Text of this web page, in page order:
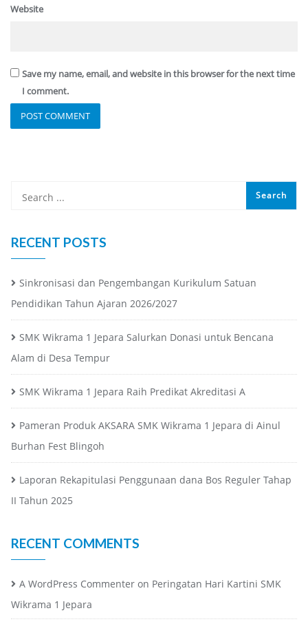
Website
Save my name, email, and website in this browser for the next time
I comment.
RECENT POSTS
Sinkronisasi dan Pengembangan Kurikulum Satuan
Pendidikan Tahun Ajaran 2026/2027
SMK Wikrama 1 Jepara Salurkan Donasi untuk Bencana
Alam di Desa Tempur
SMK Wikrama 1 Jepara Raih Predikat Akreditasi A
Pameran Produk AKSARA SMK Wikrama 1 Jepara di Ainul
Burhan Fest Blingoh
Laporan Rekapitulasi Penggunaan dana Bos Reguler Tahap
II Tahun 2025
RECENT COMMENTS
A WordPress Commenter on Peringatan Hari Kartini SMK
Wikrama 1 Jepara